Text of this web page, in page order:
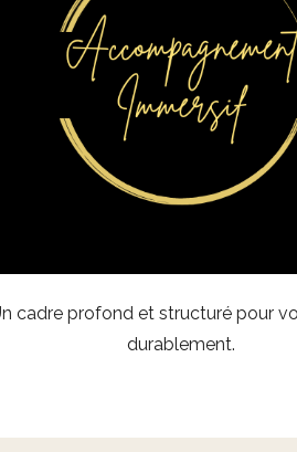
cadre profond et structuré pour
durablement.